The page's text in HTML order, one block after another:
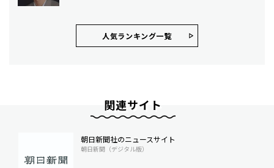
人気ランキング⼀覧
関連サイト
朝日新聞社のニュースサイト
朝日新聞（デジタル版）